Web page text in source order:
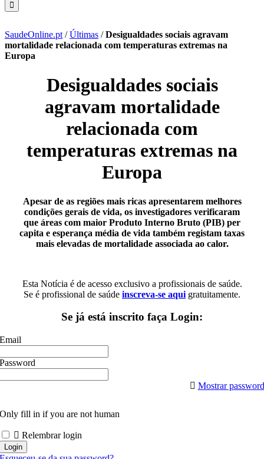
SaudeOnline.pt /Últimas /Desigualdades sociais agravam
mortalidade relacionada com temperaturas extremas na
Europa
Desigualdades sociais
agravam mortalidade
relacionada com
temperaturas extremas na
Europa
Apesar de as regiões mais ricas apresentarem melhores
condições gerais de vida, os investigadores verificaram
que áreas com maior Produto Interno Bruto (PIB) per
capita e esperança média de vida também registam taxas
mais elevadas de mortalidade associada ao calor.
Esta Notícia é de acesso exclusivo a profissionais de saúde.
Se é profissional de saúde inscreva-se aqui gratuitamente.
Se já está inscrito faça Login:
Email
Password
Mostrar password
Only fill in if you are not human
Relembrar login